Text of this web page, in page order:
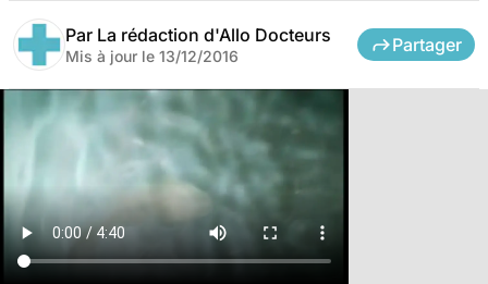
Par La rédaction d'Allo Docteurs
Mis à jour le 13/12/2016
Partager